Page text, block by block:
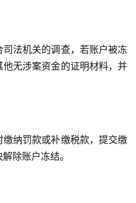
法机关的调查，若账户被冻
无涉案资金的证明材料，并
纳罚款或补缴税款，提交缴
除账户冻结。